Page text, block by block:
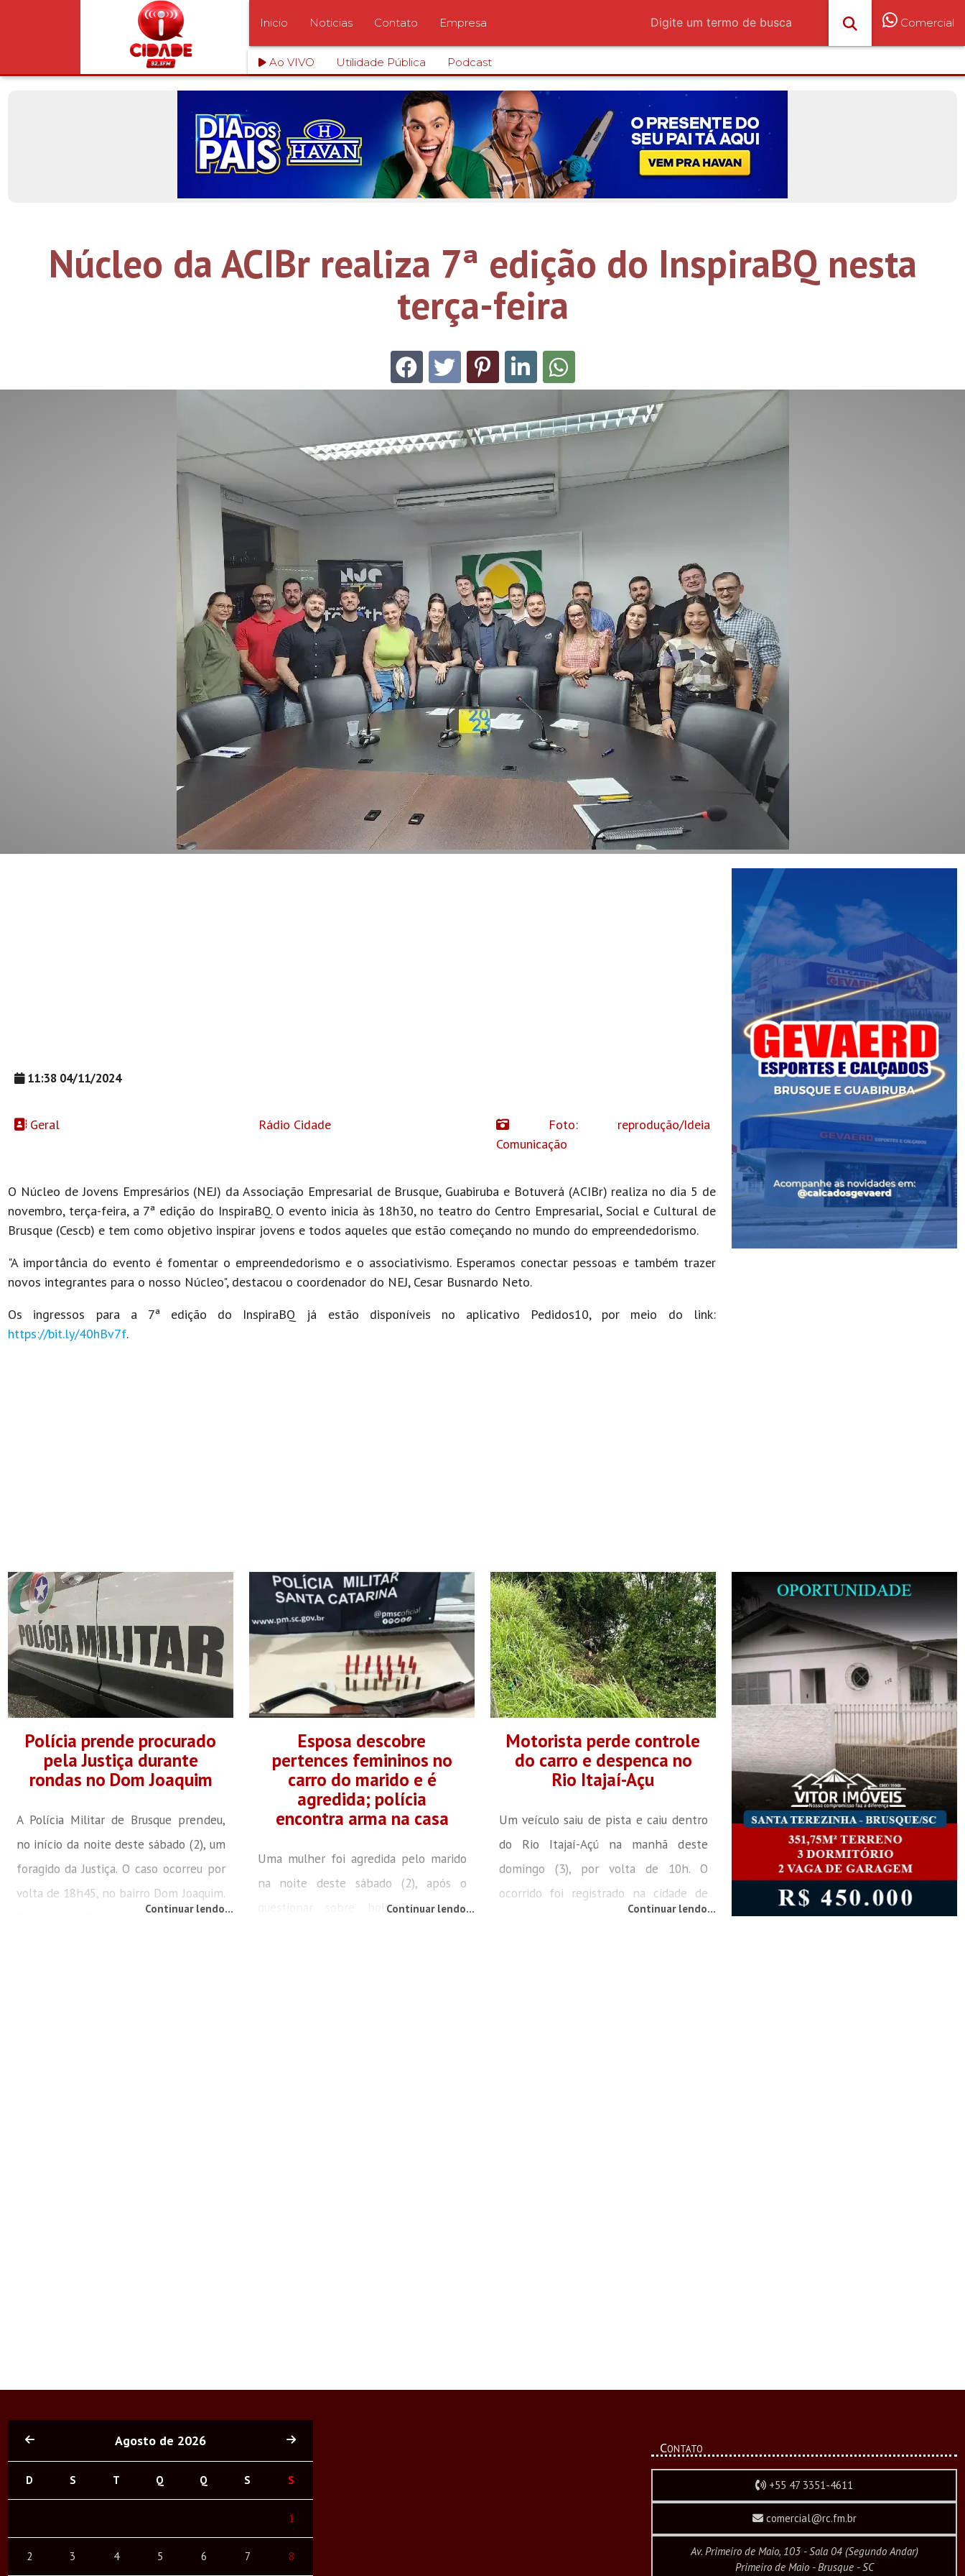
Inicio Noticias Contato Empresa Comercial
Ao VIVO Utilidade Pública Podcast
Núcleo da ACIBr realiza 7ª edição do InspiraBQ nesta
terça-feira
11:38 04/11/2024
Geral Rádio Cidade
Foto: reprodução/Ideia
Comunicação
O Núcleo de Jovens Empresários (NEJ) da Associação Empresarial de Brusque, Guabiruba e Botuverá (ACIBr) realiza no dia 5 de
novembro, terça-feira, a 7ª edição do InspiraBQ. O evento inicia às 18h30, no teatro do Centro Empresarial, Social e Cultural de
Brusque (Cescb) e tem como objetivo inspirar jovens e todos aqueles que estão começando no mundo do empreendedorismo.
"A importância do evento é fomentar o empreendedorismo e o associativismo. Esperamos conectar pessoas e também trazer
novos integrantes para o nosso Núcleo", destacou o coordenador do NEJ, Cesar Busnardo Neto.
Os ingressos para a 7ª edição do InspiraBQ já estão disponíveis no aplicativo Pedidos10, por meio do link:
https://bit.ly/40hBv7f.
Polícia prende procurado
pela Justiça durante
rondas no Dom Joaquim
A Polícia Militar de Brusque prendeu,
no início da noite deste sábado (2), um
foragido da Justiça. O caso ocorreu por
volta de 18h45, no bairro Dom Joaquim.
Segundo a PM, a prisão aconteceu
Continuar lendo...
Esposa descobre
pertences femininos no
carro do marido e é
agredida; polícia
encontra arma na casa
Uma mulher foi agredida pelo marido
na noite deste sábado (2), após o
questionar sobre bolsas e roupas
Continuar lendo...
Motorista perde controle
do carro e despenca no
Rio Itajaí-Açu
Um veículo saiu de pista e caiu dentro
do Rio Itajaí-Açú na manhã deste
domingo (3), por volta de 10h. O
ocorrido foi registrado na cidade de
Apiúna, no Médio Vale do Itajaí.
Continuar lendo...
Agosto de 2026
D S T Q Q S S
1
2 3 4 5 6 7 8
Contato
+55 47 3351-4611
comercial@rc.fm.br
Av. Primeiro de Maio, 103 - Sala 04 (Segundo Andar)
Primeiro de Maio - Brusque - SC